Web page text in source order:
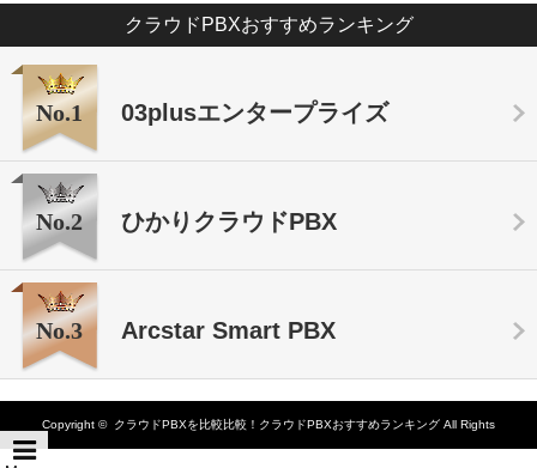
クラウドPBXおすすめランキング
No.1 03plusエンタープライズ
No.2 ひかりクラウドPBX
No.3 Arcstar Smart PBX
Copyright © クラウドPBXを比較比較！クラウドPBXおすすめランキングAll Rights